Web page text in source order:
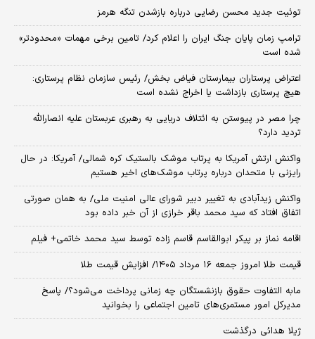
توئیت جدید محسن رضایی درباره بازشدن تنگه هرمز
ترامپ زمان پایان جنگ ایران را اعلام کرد/ تامین برخی مهمات «محدودتر»
شده است
اعتراض پرستاران بیمارستان فیاض بخش/ رئیس سازمان نظام پرستاری:
هیچ پرستاری بازداشت یا اخراج نشده است
چرا مصر در پیوستن به ائتلاف دریایی به رهبری عربستان علیه انصارالله
تردید دارد؟
واکنش ارتش آمریکا به پرتاب موشک بالستیک کره شمالی/ آمریکا: در حال
رایزنی با متحدان درباره پرتاب موشک‌های اخیر هستیم
واکنش زیدآبادی به تغییر دبیر شورای عالی امنیت ملی/ به همان صورتی
اتفاق افتاد که سید محمد باقر خرازی از آن خبر داده بود
اقامه نماز بر پیکر ابوالقاسم قاسم زاده توسط سید محمد خاتمی+ فیلم
قیمت طلا امروز جمعه ۱۶ مرداد ۱۴۰۵/ افزایش قیمت طلا
مابه التفاوت حقوق بازنشستگان چه زمانی پرداخت می‌شود؟/ پاسخ
مدیرکل امور مستمری‌های تامین اجتماعی را بخوانید
ژیلا هدائی درگذشت